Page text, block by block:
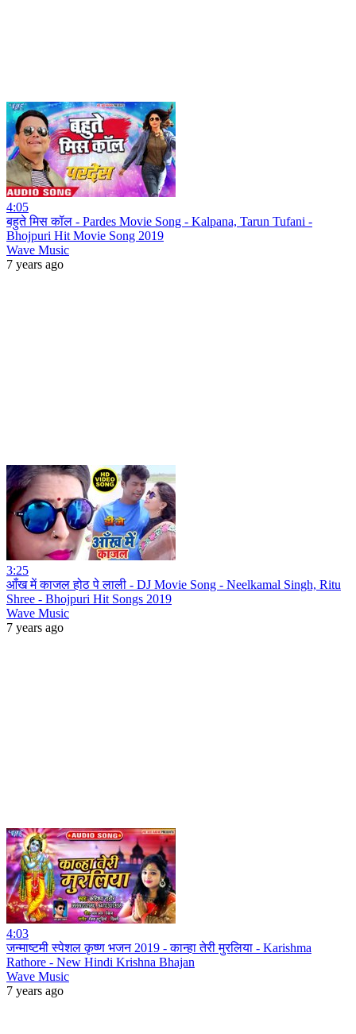
4:05
बहुते मिस कॉल - Pardes Movie Song - Kalpana, Tarun Tufani -
Bhojpuri Hit Movie Song 2019
Wave Music
7 years ago
3:25
आँख में काजल होठ पे लाली - DJ Movie Song - Neelkamal Singh, Ritu
Shree - Bhojpuri Hit Songs 2019
Wave Music
7 years ago
4:03
जन्माष्टमी स्पेशल कृष्ण भजन 2019 - कान्हा तेरी मुरलिया - Karishma
Rathore - New Hindi Krishna Bhajan
Wave Music
7 years ago